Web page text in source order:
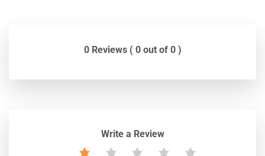
0 Reviews ( 0 out of 0 )
Write a Review